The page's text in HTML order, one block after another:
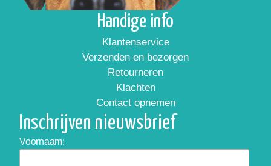
Handige info
Klantenservice
Verzenden en bezorgen
Retourneren
Klachten
Contact opnemen
Inschrijven nieuwsbrief
Voornaam: